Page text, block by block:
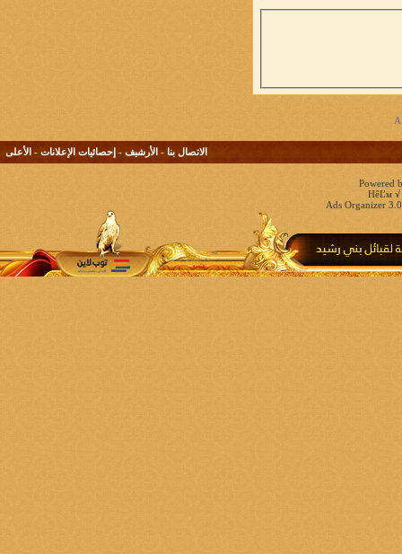
الاتصال بنا - الأرشيف - إحصائيات الإعلانات - الأعلى
Powered
HêĽм √
Ads Organizer